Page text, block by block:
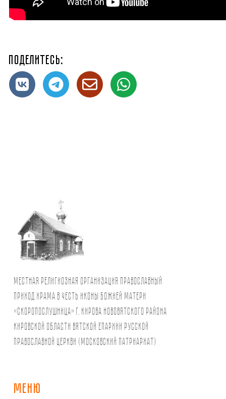
Поделитесь:
Местная религиозная организация православный
Приход храма в честь иконы Божией Матери
«Скоропослушница» г. Кирова Нововятского района
Кировской области Вятской Епархии Русской
Православной Церкви (Московский Патриархат)
МЕНЮ